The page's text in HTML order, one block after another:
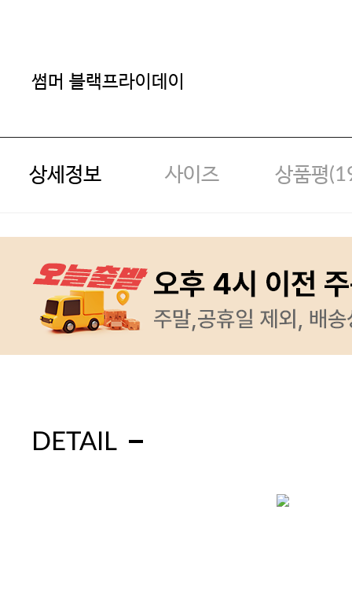
썸머 블랙프라이데이
상세정보 사이즈 상품평(
DETAIL